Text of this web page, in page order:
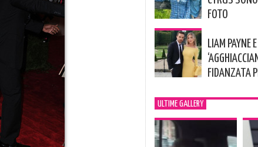
FOTO
LIAM PAYNE
FIDANZATA
ULTIME GALLERY